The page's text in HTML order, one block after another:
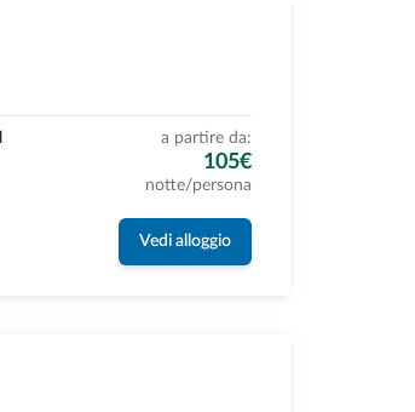
a partire da:
105€
notte/persona
Vedi alloggio